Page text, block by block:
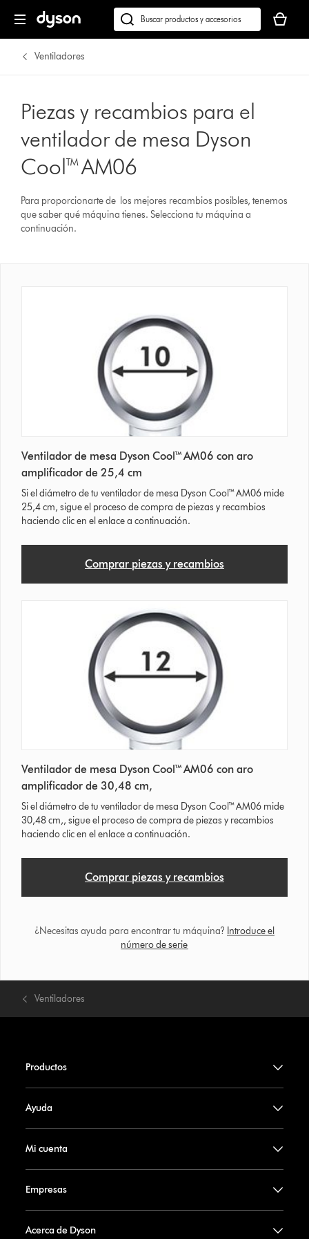
Buscar
en
cesta
está
Ventiladores
Piezas y recambios para el
ventilador de mesa Dyson
Cool™ AM06
Para proporcionarte de los mejores recambios posibles, tenemos
que saber qué máquina tienes. Selecciona tu máquina a
continuación.
Ventilador de mesa Dyson Cool™ AM06 con aro
amplificador de 25,4 cm
Si el diámetro de tu ventilador de mesa Dyson Cool™ AM06 mide
25,4 cm, sigue el proceso de compra de piezas y recambios
haciendo clic en el enlace a continuación.
Comprar piezas y recambios
Ventilador de mesa Dyson Cool™ AM06 con aro
amplificador de 30,48 cm,
Si el diámetro de tu ventilador de mesa Dyson Cool™ AM06 mide
30,48 cm,, sigue el proceso de compra de piezas y recambios
haciendo clic en el enlace a continuación.
Comprar piezas y recambios
¿Necesitas ayuda para encontrar tu máquina? Introduce el
número de serie
Ventiladores
Productos
Ayuda
Mi cuenta
Empresas
Acerca de Dyson